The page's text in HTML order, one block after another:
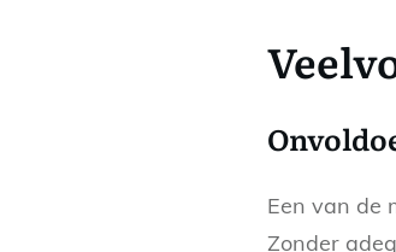
Een van de
Zonder